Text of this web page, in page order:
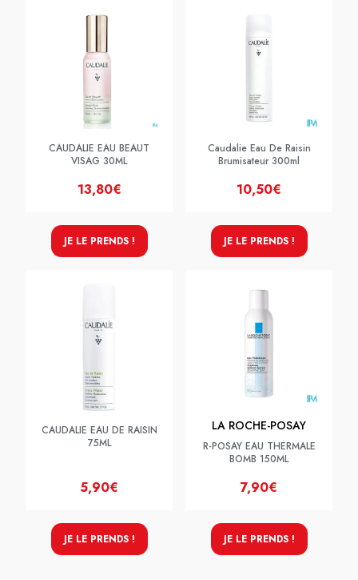
CAUDALIE EAU BEAUT
VISAG 30ML
13,80€
JE LE PRENDS !
Caudalie Eau De Raisin
Brumisateur 300ml
10,50€
JE LE PRENDS !
CAUDALIE EAU DE RAISIN
75ML
5,90€
JE LE PRENDS !
LA ROCHE-POSAY
R-POSAY EAU THERMALE
BOMB 150ML
7,90€
JE LE PRENDS !